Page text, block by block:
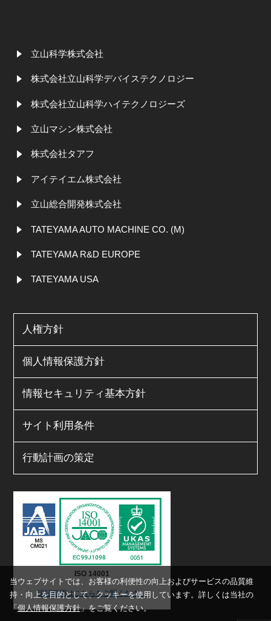
立山科学株式会社
株式会社立山科学デバイステクノロジー
株式会社立山科学ハイテクノロジーズ
立山マシン株式会社
株式会社タアフ
アイテイエム株式会社
立山総合開発株式会社
TATEYAMA AUTO MACHINE CO. (M)
TATEYAMA R&D EUROPE
TATEYAMA USA
人権方針
個人情報保護方針
情報セキュリティ基本方針
サイト利用条件
行動計画の策定
ISO 14001
認証範囲はこちらをご覧ください
当ウェブサイトでは、お客様の利便性の向上およびサービスの品質維
持・向上を目的として、クッキーを使用しています。詳しくは当社の
「個人情報保護方針」をご覧ください。